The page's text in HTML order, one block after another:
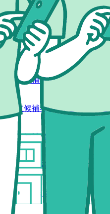
が「立候補者のSNSをフォロ
が「 立候補者のSNSをフォロ
が「 立候補者のSNSをフォロ
立候補者のSNSをフォロ
立候補者のSNSをフォロ
が「立候補者のSNSをフォロ
が「 Threads でチームみらい